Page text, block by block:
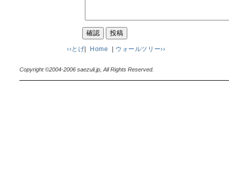
‹‹とげ Home ウォールツリー››
Copyright ©2004-2006 saezuli.jp, All Rights Reserved.